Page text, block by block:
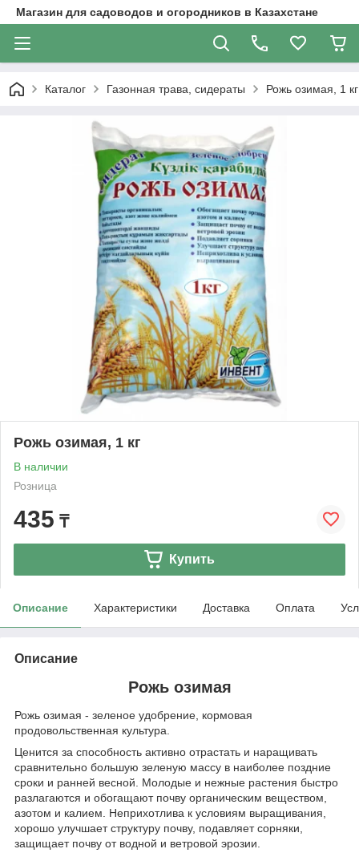
Магазин для садоводов и огородников в Казахстане
Каталог Газонная трава, сидераты Рожь озимая, 1 кг
Рожь озимая, 1 кг
В наличии
Розница
435 ₸
Купить
Описание Характеристики Доставка Оплата
Описание
Рожь озимая
Рожь озимая - зеленое удобрение, кормовая
продовольственная культура.
Ценится за способность активно отрастать и наращивать
сравнительно большую зеленую массу в наиболее поздние
сроки и ранней весной. Молодые и нежные растения быстро
разлагаются и обогащают почву органическим веществом,
азотом и калием. Неприхотлива к условиям выращивания,
хорошо улучшает структуру почву, подавляет сорняки,
защищает почву от водной и ветровой эрозии.